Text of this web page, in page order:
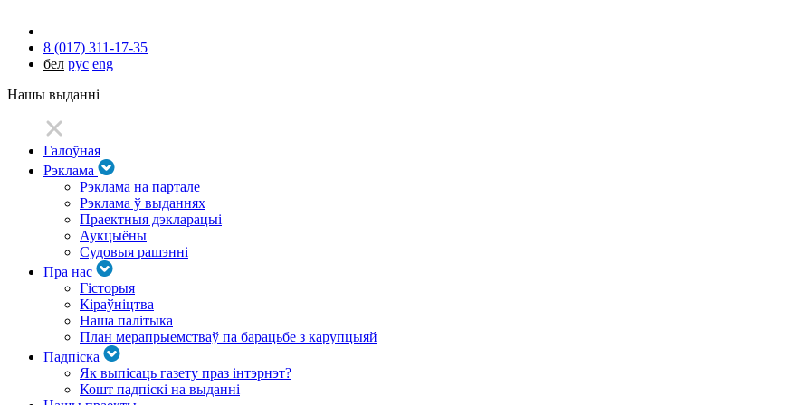
8 (017) 311-17-35
бел рус eng
Нашы выданні
Галоўная
Рэклама
Рэклама на партале
Рэклама ў выданнях
Праектныя дэкларацыі
Аукцыёны
Судовыя рашэнні
Пра нас
Гісторыя
Кіраўніцтва
Наша палітыка
План мерапрыемстваў па барацьбе з карупцыяй
Падпіска
Як выпісаць газету праз інтэрнэт?
Кошт падпіскі на выданні